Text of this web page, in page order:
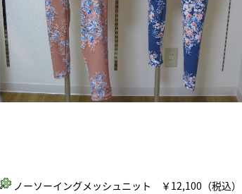
ノーソーイングメッシュニット ￥12,100（税込）